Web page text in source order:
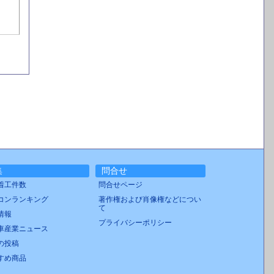
工件数
ンランキング
報
産業ニュース
投稿
め商品
問合せ
問合せページ
著作権および肖像権などについ
て
プライバシーポリシー